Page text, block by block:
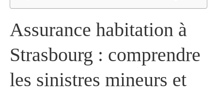
Assurance habitation à
Strasbourg : comprendre
les sinistres mineurs et